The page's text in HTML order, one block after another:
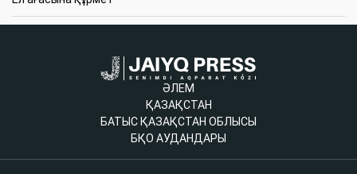
ӘЛЕМ
ҚАЗАҚСТАН
БАТЫС ҚАЗАҚСТАН ОБЛЫСЫ
БҚО АУДАНДАРЫ